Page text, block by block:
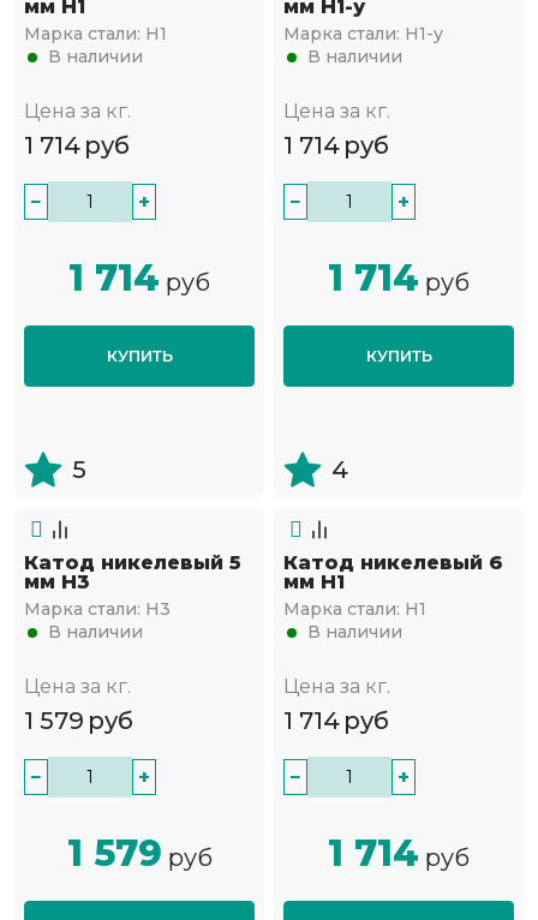
мм Н1
Марка стали: Н1
В наличии
Цена за кг.
1 714 руб
− +
1 714 руб
КУПИТЬ
5
мм Н1-у
Марка стали: Н1-у
В наличии
Цена за кг.
1 714 руб
− +
1 714 руб
КУПИТЬ
4
Катод никелевый 5
мм Н3
Марка стали: Н3
В наличии
Цена за кг.
1 579 руб
− +
1 579 руб
Катод никелевый 6
мм Н1
Марка стали: Н1
В наличии
Цена за кг.
1 714 руб
− +
1 714 руб